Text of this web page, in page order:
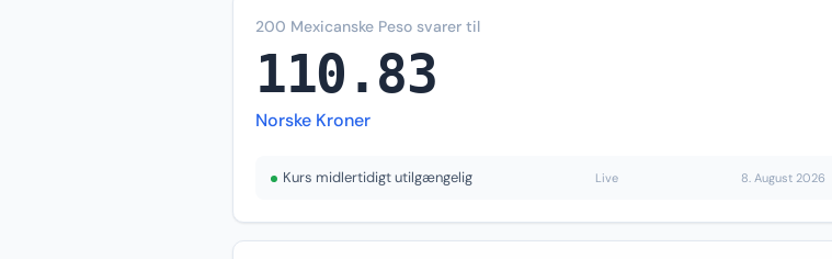
200 Mexicanske Peso svarer til
110.83
Norske Kroner
Kurs midlertidigt utilgængelig Live 8. August 2026